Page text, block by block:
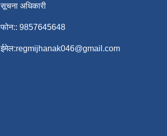
सूचना अधिकारी
फोन:: 9857645648
ईमेल:regmijhanak046@gmail.com